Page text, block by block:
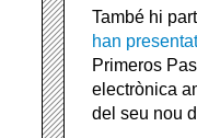
També hi
han presentat
Primeros
electrònica
del seu nou